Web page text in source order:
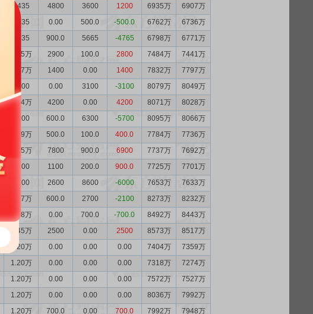
9435 4800 3600 1200 6935万
6907万
8235 0.00 500.0 -500.0 6762万
6736万
8735 900.0 5665 -4765 6798万
6771万
1.35万 2900 100.0 2800 7484万
7441万
1.07万 1400 0.00 1400 7832万
7797万
9300 0.00 3100 -3100 8079万
8049万
1.24万 4200 0.00 4200 8071万
8028万
8200 600.0 6300 -5700 8095万
8066万
1.39万 500.0 100.0 400.0 7784万
7736万
1.35万 7800 900.0 6900 7737万
7692万
6600 1100 200.0 900.0 7725万
7701万
5700 2600 8600 -6000 7653万
7633万
1.17万 600.0 2700 -2100 8273万
8232万
1.38万 0.00 700.0 -700.0 8492万
8443万
1.45万 2500 0.00 2500 8573万
8517万
1.20万 0.00 0.00 0.00 7404万
7359万
1.20万 0.00 0.00 0.00 7318万
7274万
1.20万 0.00 0.00 0.00 7572万
7527万
1.20万 0.00 0.00 0.00 8036万
7992万
1.20万 700.0 0.00 700.0 7992万
7948万